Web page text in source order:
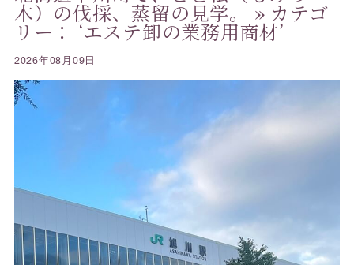
木）の伐採、蒸留の見学。 » カテゴ
リー： ‘エステ卸の業務用商材’
2026年08月09日